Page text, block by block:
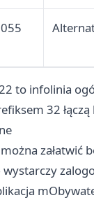
to infolinia
32
załatwić